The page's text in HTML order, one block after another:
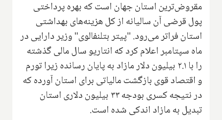
مقروض‌ترین استان جهان است که بهره پرداختی
پول قرضی آن سالیانه از کل هزینه‌های بهداشتی
استان فراتر می‌رود. "پیتر بتلنفالوی" وزیر دارایی در
ماه سپتامبر اعلام کرد که انتاریو سال مالی گذشته
را با ۲.۱ بیلیون دلار مازاد به پایان رسانده زیرا تورم
و اقتصاد قوی بازگشت مالیاتی برای استان آورده که
در نتیجه کسری بودجه ۳۳ بیلیون دلاری استان
تبدیل به مازاد اندکی شده است.